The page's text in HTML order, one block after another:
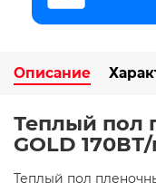
Описание
Теплый пол
GOLD
Теплый пол